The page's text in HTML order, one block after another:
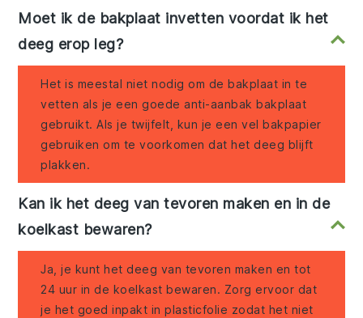
Moet ik de bakplaat invetten voordat ik het
deeg erop leg?
Het is meestal niet nodig om de bakplaat in te
vetten als je een goede anti-aanbak bakplaat
gebruikt. Als je twijfelt, kun je een vel bakpapier
gebruiken om te voorkomen dat het deeg blijft
plakken.
Kan ik het deeg van tevoren maken en in de
koelkast bewaren?
Ja, je kunt het deeg van tevoren maken en tot
24 uur in de koelkast bewaren. Zorg ervoor dat
je het goed inpakt in plasticfolie zodat het niet